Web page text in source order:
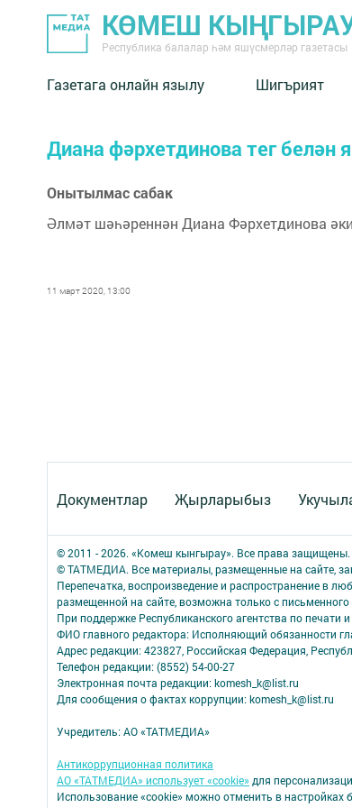
КӨМЕШ
Республика балалар һәм яшүсмерләр газетасы
Газетага онлайн язылу Шигърият
Диана фәрхетдинова тег белән
Онытылмас сабак
Әлмәт шәһәреннән Диана Фәрхетдинова
11 март 2020, 13:00
Документлар Җырларыбыз
© 2011 - 2026. «Комеш кынгырау». Все права защищены.
© ТАТМЕДИА. Все материалы, размещенные на сайте,
Перепечатка, воспроизведение и распространение в
размещенной на сайте, возможна только с
При поддержке Республиканского агентства по
ФИО главного редактора: Исполняющий обязанности
Адрес редакции: 423827, Российская Федерация,
Телефон редакции: (8552) 54-00-27
Электронная почта редакции: komesh_k@list.ru
Для сообщения о фактах коррупции: komesh_k@list.ru
Учредитель: АО «ТАТМЕДИА»
Антикоррупционная политика
АО «ТАТМЕДИА» использует «cookie» для
Использование «cookie» можно отменить в настройках